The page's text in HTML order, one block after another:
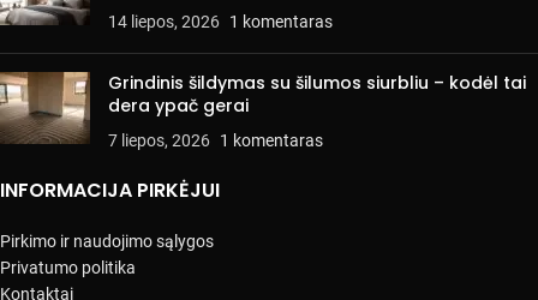
14 liepos, 2026 1 komentaras
Grindinis šildymas su šilumos siurbliu – kodėl tai
dera ypač gerai
7 liepos, 2026 1 komentaras
INFORMACIJA PIRKĖJUI
Pirkimo ir naudojimo sąlygos
Privatumo politika
Kontaktai